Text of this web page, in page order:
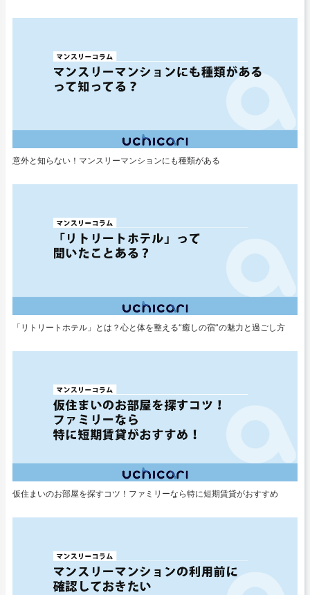
意外と知らない！マンスリーマンションにも種類がある
「リトリートホテル」とは？心と体を整える“癒しの宿”の魅力と過ごし方
仮住まいのお部屋を探すコツ！ファミリーなら特に短期賃貸がおすすめ